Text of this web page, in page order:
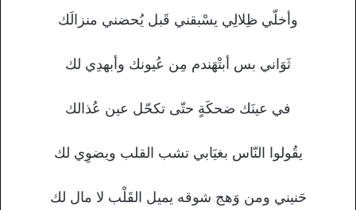
وأخلّي ظِلالِي يسْبقني قَبل يُحضني منزالَك
ثَوَاني بس أبتْهَندم مِن عُيونك وأبهدِي لك
في عينَك ضحكَةٍ حتّى تكحّل عين عُذالك
يقُولوا النّاس بغيَابي تشب القلب ويضوِي لك
حَنيني ومن وَهج شوقه يميل القَلْب لا مال لك